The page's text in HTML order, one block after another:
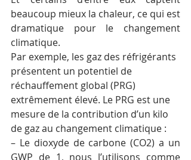
beaucoup mieux la chaleur, ce qui est
dramatique pour le changement
climatique.
Par exemple, les gaz des réfrigérants
présentent un potentiel de
réchauffement global (PRG)
extrêmement élevé. Le PRG est une
mesure de la contribution d’un kilo
de gaz au changement climatique :
– Le dioxyde de carbone (CO2) a un
GWP de 1, nous l’utilisons comme